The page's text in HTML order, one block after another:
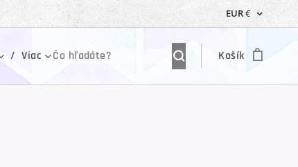
EUR€
Viac Košík